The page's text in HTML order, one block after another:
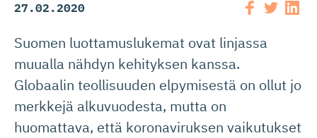
27.02.2020
Suomen luottamuslukemat ovat linjassa
muualla nähdyn kehityksen kanssa.
Globaalin teollisuuden elpymisestä on ollut jo
merkkejä alkuvuodesta, mutta on
huomattava, että koronaviruksen vaikutukset